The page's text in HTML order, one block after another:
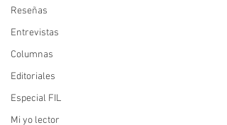
Reseñas
Entrevistas
Columnas
Editoriales
Especial FIL
Mi yo lector